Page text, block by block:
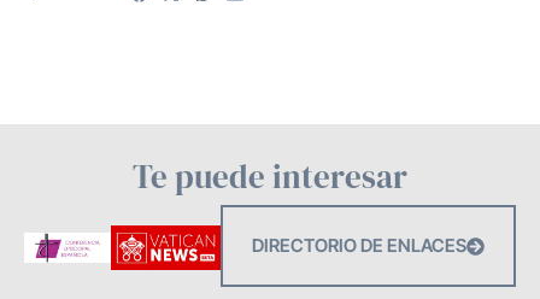
Te puede interesar
DIRECTORIO DE ENLACES